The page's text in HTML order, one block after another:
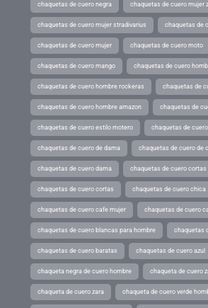
chaquetas de cuero negra chaquetas de cuero mujer
chaquetas de cuero mujer stradivarius chaquetas de
chaquetas de cuero mujer chaquetas de cuero moto
chaquetas de cuero mango chaquetas de cuero
chaquetas de cuero hombre rockeras chaquetas de
chaquetas de cuero hombre amazon chaquetas de
chaquetas de cuero estilo motero chaquetas de
chaquetas de cuero de dama chaquetas de cuero de
chaquetas de cuero dama chaquetas de cuero cortas
chaquetas de cuero cortas chaquetas de cuero chica
chaquetas de cuero cafe mujer chaquetas de cuero
chaquetas de cuero blancas para hombre chaquetas
chaquetas de cuero baratas chaquetas de cuero azul
chaqueta negra de cuero hombre chaqueta de cuero
chaqueta de cuero zara chaqueta de cuero verde